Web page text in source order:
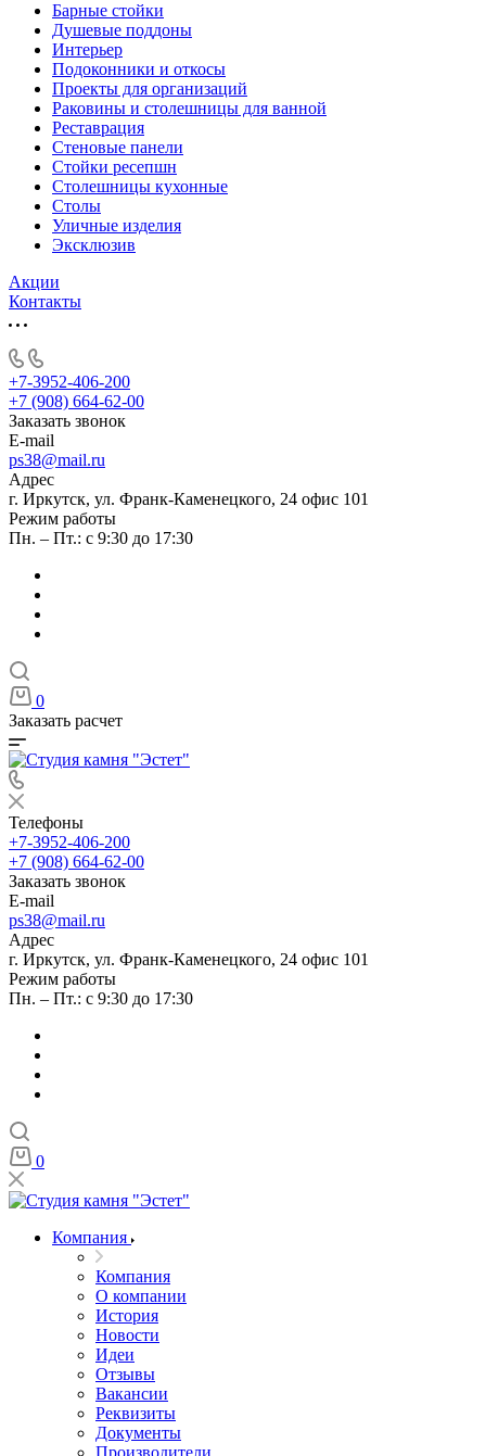
Барные стойки
Душевые поддоны
Интерьер
Подоконники и откосы
Проекты для организаций
Раковины и столешницы для ванной
Реставрация
Стеновые панели
Стойки ресепшн
Столешницы кухонные
Столы
Уличные изделия
Эксклюзив
Акции
Контакты
+7-3952-406-200
+7 (908) 664-62-00
Заказать звонок
E-mail
ps38@mail.ru
Адрес
г. Иркутск, ул. Франк-Каменецкого, 24 офис 101
Режим работы
Пн. – Пт.: с 9:30 до 17:30
0
Заказать расчет
Телефоны
+7-3952-406-200
+7 (908) 664-62-00
Заказать звонок
E-mail
ps38@mail.ru
Адрес
г. Иркутск, ул. Франк-Каменецкого, 24 офис 101
Режим работы
Пн. – Пт.: с 9:30 до 17:30
0
Компания
Компания
О компании
История
Новости
Идеи
Отзывы
Вакансии
Реквизиты
Документы
Производители